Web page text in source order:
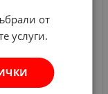
от
услуги.